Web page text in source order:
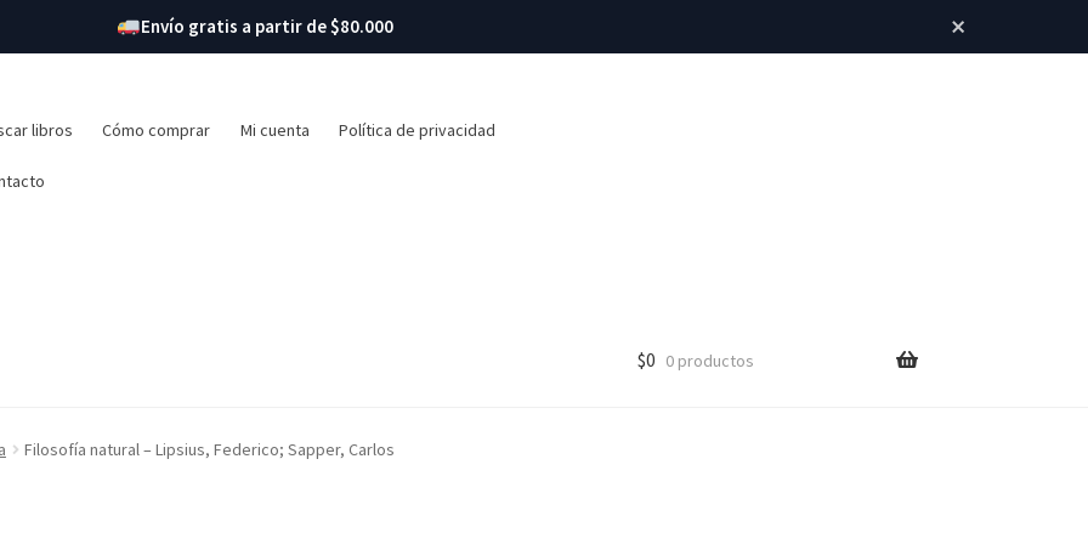
Envío gratis a partir de $80.000 ×
libros Cómo comprar Mi cuenta Política de privacidad
$0 0 productos
Filosofía natural – Lipsius, Federico; Sapper, Carlos